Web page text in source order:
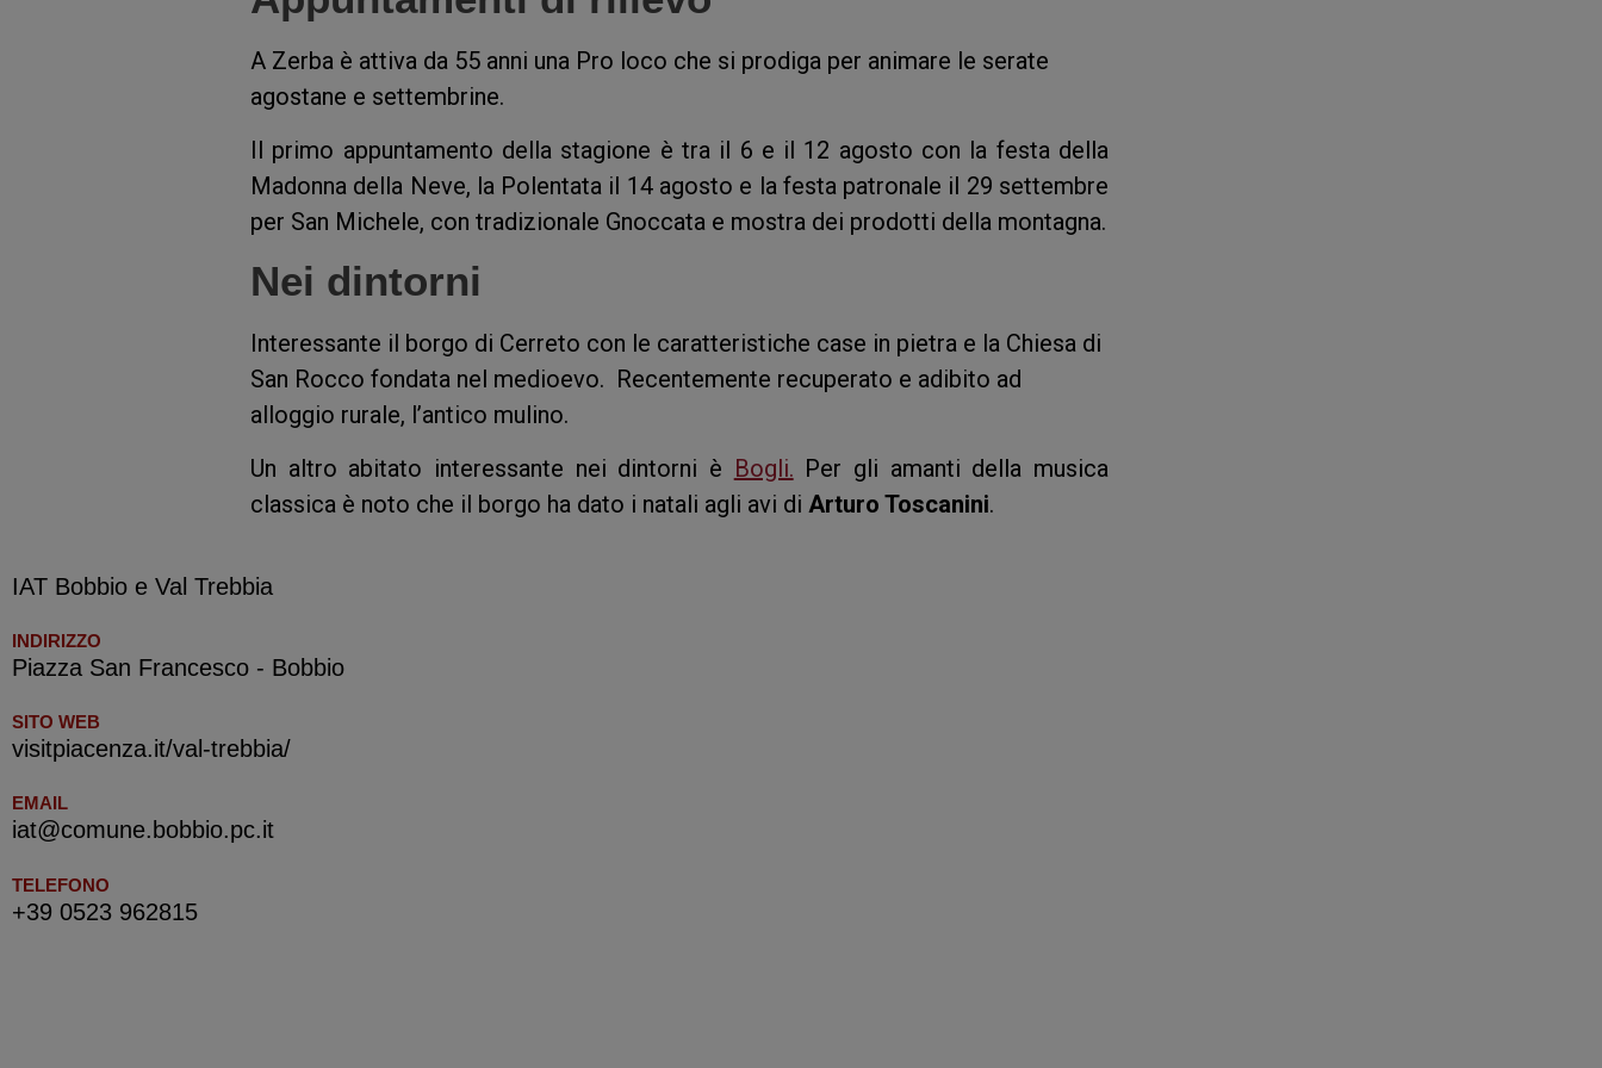
A Zerba è attiva da 55 anni una Pro loco che si prodiga per animare le serate
agostane e settembrine.
Il primo appuntamento della stagione è tra il 6 e il 12 agosto con la festa della
Madonna della Neve, la Polentata il 14 agosto e la festa patronale il 29 settembre
per San Michele, con tradizionale Gnoccata e mostra dei prodotti della montagna.
Nei dintorni
Interessante il borgo di Cerreto con le caratteristiche case in pietra e la Chiesa di
San Rocco fondata nel medioevo. Recentemente recuperato e adibito ad
alloggio rurale, l’antico mulino.
Un altro abitato interessante nei dintorni è Bogli. Per gli amanti della musica
classica è noto che il borgo ha dato i natali agli avi di Arturo Toscanini.
IAT Bobbio e Val Trebbia
INDIRIZZO
Piazza San Francesco - Bobbio
SITO WEB
visitpiacenza.it/val-trebbia/
EMAIL
iat@comune.bobbio.pc.it
TELEFONO
+39 0523 962815